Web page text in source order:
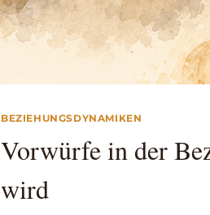
BEZIEHUNGSDYNAMIKEN
Vorwürfe in der
wird